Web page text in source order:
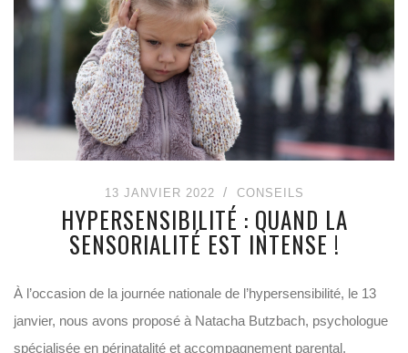
13 JANVIER 2022 CONSEILS
HYPERSENSIBILITÉ : QUAND LA
SENSORIALITÉ EST INTENSE !
À l’occasion de la journée nationale de l’hypersensibilité, le 13
janvier, nous avons proposé à Natacha Butzbach, psychologue
spécialisée en périnatalité et accompagnement parental,